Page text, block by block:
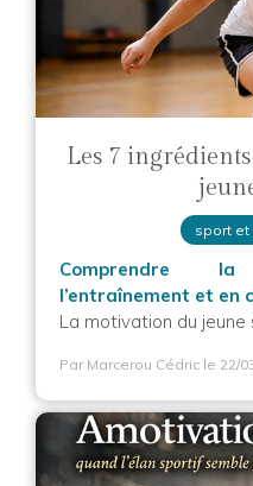
Les 7
sport
Comprendre
l’entraînement et en
La motivation du jeune
Par Marcerou Cédric le 22/